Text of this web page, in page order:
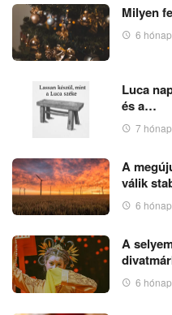
Milyen
6
Luca
és a…
7
A
válik
6
A
6